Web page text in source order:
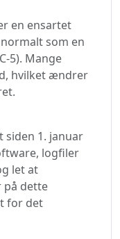
en ensartet
som en
5). Mange
hvilket ændrer
siden 1. januar
logfiler
let at
på dette
for det